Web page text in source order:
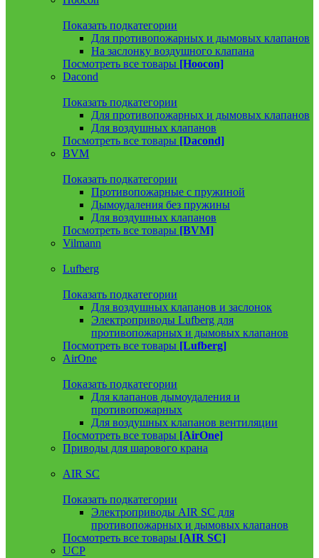
Показать подкатегории
Для противопожарных и дымовых клапанов
На заслонку воздушного клапана
Посмотреть все товары [Hoocon]
Dacond
Показать подкатегории
Для противопожарных и дымовых клапанов
Для воздушных клапанов
Посмотреть все товары [Dacond]
BVM
Показать подкатегории
Противопожарные с пружиной
Дымоудаления без пружины
Для воздушных клапанов
Посмотреть все товары [BVM]
Vilmann
Lufberg
Показать подкатегории
Для воздушных клапанов и заслонок
Электроприводы Lufberg для
противопожарных и дымовых клапанов
Посмотреть все товары [Lufberg]
AirOne
Показать подкатегории
Для клапанов дымоудаления и
противопожарных
Для воздушных клапанов вентиляции
Посмотреть все товары [AirOne]
Приводы для шарового крана
AIR SC
Показать подкатегории
Электроприводы AIR SC для
противопожарных и дымовых клапанов
Посмотреть все товары [AIR SC]
UCP